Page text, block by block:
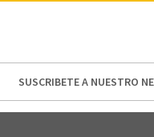
SUSCRIBETE A NUESTRO